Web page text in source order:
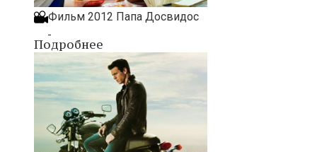
Фильм 2012 Папа Досвидос
Подробнее